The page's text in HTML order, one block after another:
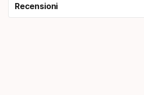
Recensioni